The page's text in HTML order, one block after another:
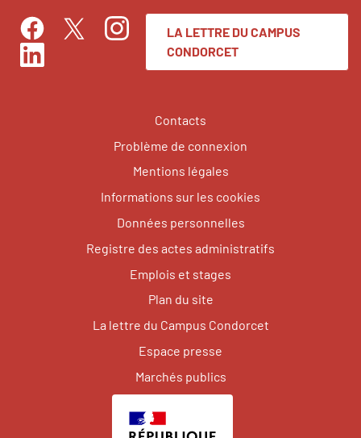
FacebookTwitterInstagram
LinkedIn
LA LETTRE DU CAMPUS
CONDORCET
Contacts
Problème de connexion
Mentions légales
Informations sur les cookies
Données personnelles
Registre des actes administratifs
Emplois et stages
Plan du site
La lettre du Campus Condorcet
Espace presse
Marchés publics